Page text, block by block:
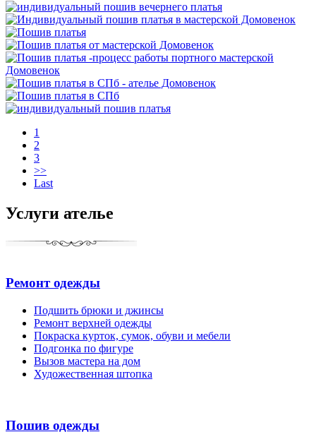
1
2
3
>>
Last
Услуги ателье
Ремонт одежды
Подшить брюки и джинсы
Ремонт верхней одежды
Покраска курток, сумок, обуви и мебели
Подгонка по фигуре
Вызов мастера на дом
Художественная штопка
Пошив одежды